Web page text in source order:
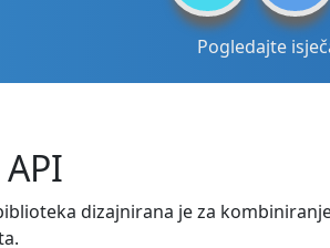
Pogledajte
dizajnirana je za